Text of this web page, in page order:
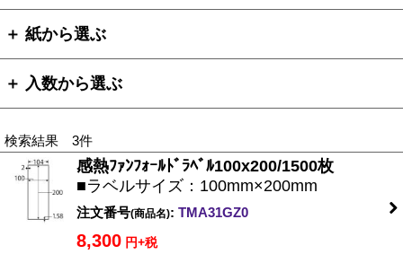
＋ 紙から選ぶ
＋ 入数から選ぶ
検索結果 3件
感熱ﾌｧﾝﾌｫｰﾙﾄﾞﾗﾍﾞﾙ100x200/1500枚
■ラベルサイズ：100mm×200mm
注文番号(商品名): TMA31GZ0
8,300 円+税